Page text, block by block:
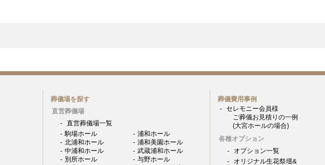
葬儀場を探す
直営葬儀場
直営葬儀場一覧
駒場ホール
浦和ホール
北浦和ホール
浦和美園ホール
中浦和ホール
武蔵浦和ホール
別所ホール
与野ホール
葬儀費用事例
セレモニー会員様
ご葬儀お見積りの一例
(大宮ホールの場合)
各種オプション
オプション一覧
オリジナル生花祭壇&